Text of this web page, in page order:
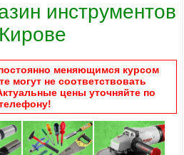
инструментов
меняющимся курсом
могут не соответствовать
цены уточняйте по